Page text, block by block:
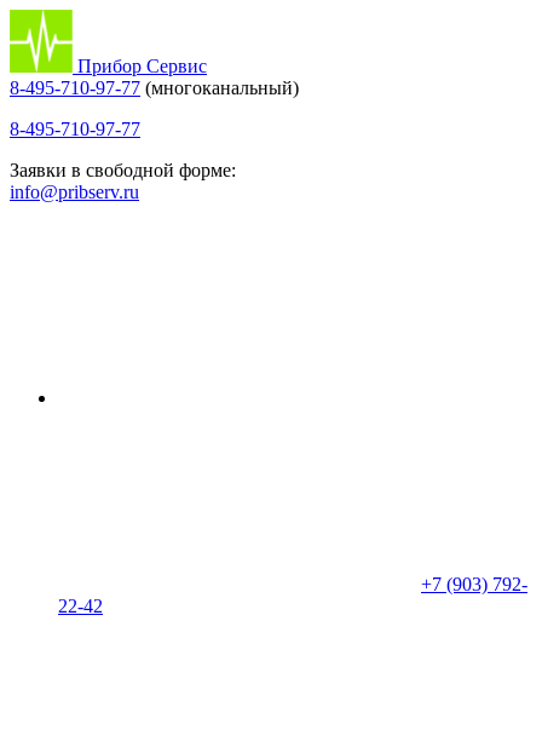
Прибор Сервис
8-495-710-97-77 (многоканальный)
8-495-710-97-77
Заявки в свободной форме:
info@pribserv.ru
+7 (903) 792-
22-42